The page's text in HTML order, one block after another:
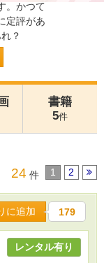
。かつて
定評があ
？
書籍
5件
24 件 1 2
に追加 179
レンタル有り